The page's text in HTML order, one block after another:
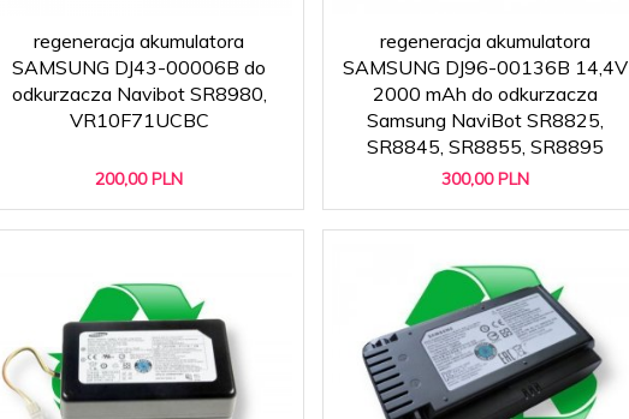
regeneracja akumulatora
SAMSUNG DJ43-00006B do
odkurzacza Navibot SR8980,
VR10F71UCBC
200,00 PLN
regeneracja akumulatora
SAMSUNG DJ96-00136B 14,4V
2000 mAh do odkurzacza
Samsung NaviBot SR8825,
SR8845, SR8855, SR8895
300,00 PLN